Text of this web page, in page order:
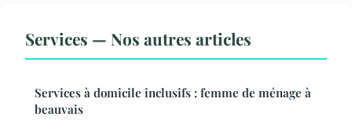
Services — Nos autres articles
Services à domicile inclusifs : femme de ménage à
beauvais